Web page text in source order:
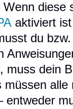
diese
aktiviert
du
muss dein
entweder